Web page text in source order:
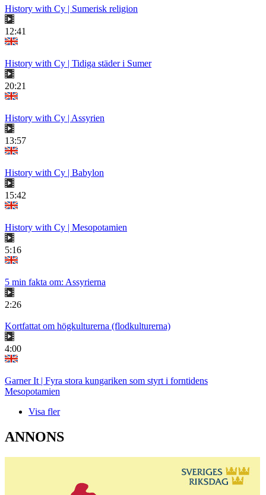
History with Cy | Sumerisk religion
12:41
History with Cy | Tidiga städer i Sumer
20:21
History with Cy | Assyrien
13:57
History with Cy | Babylon
15:42
History with Cy | Mesopotamien
5:16
5 min fakta om: Assyrierna
2:26
Kortfattat om högkulturerna (flodkulturerna)
4:00
Garner It | Fyra stora kungariken som styrt i forntidens
Mesopotamien
Visa fler
ANNONS